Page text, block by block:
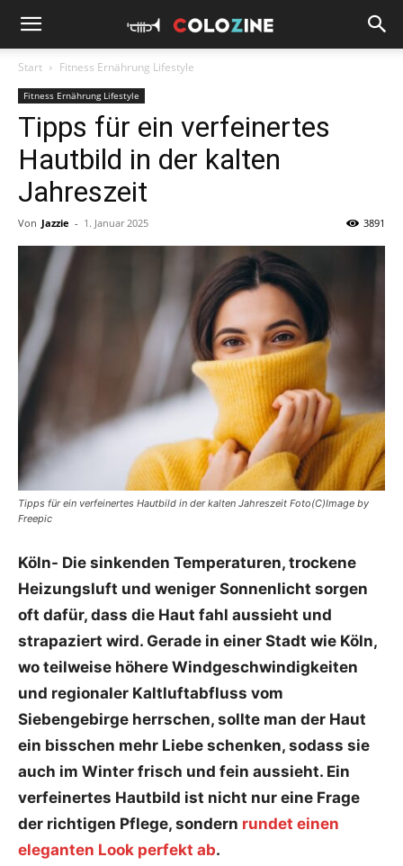
Start Fitness Ernährung Lifestyle
Fitness Ernährung Lifestyle
Tipps für ein verfeinertes
Hautbild in der kalten
Jahreszeit
Von Jazzie - 1. Januar 2025 3891
Tipps für ein verfeinertes Hautbild in der kalten Jahreszeit Foto(C)Image by
Freepic
Köln- Die sinkenden Temperaturen, trockene
Heizungsluft und weniger Sonnenlicht sorgen
oft dafür, dass die Haut fahl aussieht und
strapaziert wird. Gerade in einer Stadt wie Köln,
wo teilweise höhere Windgeschwindigkeiten
und regionaler Kaltluftabfluss vom
Siebengebirge herrschen, sollte man der Haut
ein bisschen mehr Liebe schenken, sodass sie
auch im Winter frisch und fein aussieht. Ein
verfeinertes Hautbild ist nicht nur eine Frage
der richtigen Pflege, sondern rundet einen
eleganten Look perfekt ab.